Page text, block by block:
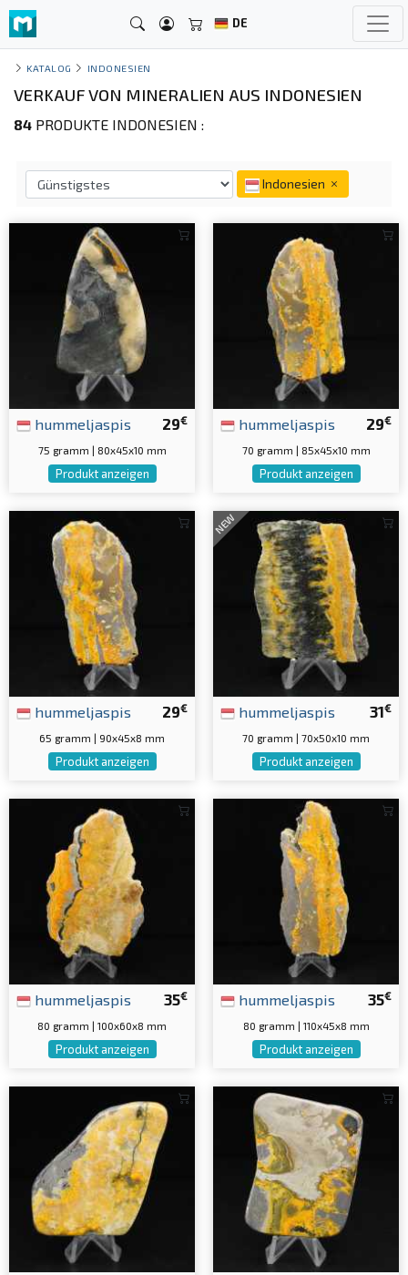
DE
KATALOG INDONESIEN
VERKAUF VON MINERALIEN AUS INDONESIEN
84 PRODUKTE INDONESIEN :
Indonesien
29€
hummeljaspis
75 gramm | 80x45x10 mm
Produkt anzeigen
29€
hummeljaspis
70 gramm | 85x45x10 mm
Produkt anzeigen
29€
hummeljaspis
65 gramm | 90x45x8 mm
Produkt anzeigen
NEW
31€
hummeljaspis
70 gramm | 70x50x10 mm
Produkt anzeigen
35€
hummeljaspis
80 gramm | 100x60x8 mm
Produkt anzeigen
35€
hummeljaspis
80 gramm | 110x45x8 mm
Produkt anzeigen